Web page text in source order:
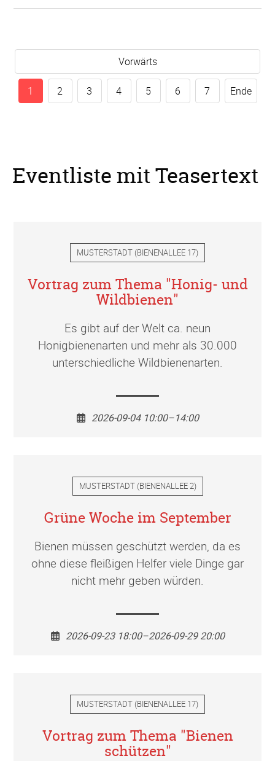
Vorwärts
1 2 3 4 5 6 7 Ende
Eventliste mit Teasertext
MUSTERSTADT (BIENENALLEE 17)
Vortrag zum Thema "Honig- und
Wildbienen"
Es gibt auf der Welt ca. neun
Honigbienenarten und mehr als 30.000
unterschiedliche Wildbienenarten.
2026-09-04 10:00–14:00
MUSTERSTADT(BIENENALLEE 2)
Grüne Woche im September
Bienen müssen geschützt werden, da es
ohne diese fleißigen Helfer viele Dinge gar
nicht mehr geben würden.
2026-09-23 18:00–2026-09-29 20:00
MUSTERSTADT (BIENENALLEE 17)
Vortrag zum Thema "Bienen
schützen"